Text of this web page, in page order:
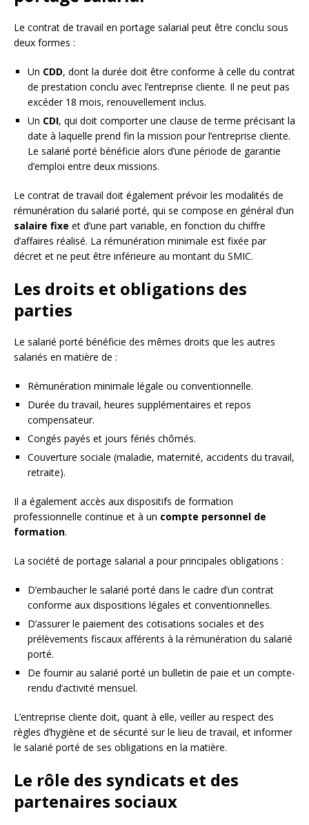
Le contrat de travail en portage salarial peut être conclu sous
deux formes :
Un CDD, dont la durée doit être conforme à celle du contrat
de prestation conclu avec l’entreprise cliente. Il ne peut pas
excéder 18 mois, renouvellement inclus.
Un CDI, qui doit comporter une clause de terme précisant la
date à laquelle prend fin la mission pour l’entreprise cliente.
Le salarié porté bénéficie alors d’une période de garantie
d’emploi entre deux missions.
Le contrat de travail doit également prévoir les modalités de
rémunération du salarié porté, qui se compose en général d’un
salaire fixe et d’une part variable, en fonction du chiffre
d’affaires réalisé. La rémunération minimale est fixée par
décret et ne peut être inférieure au montant du SMIC.
Les droits et obligations des
parties
Le salarié porté bénéficie des mêmes droits que les autres
salariés en matière de :
Rémunération minimale légale ou conventionnelle.
Durée du travail, heures supplémentaires et repos
compensateur.
Congés payés et jours fériés chômés.
Couverture sociale (maladie, maternité, accidents du travail,
retraite).
Il a également accès aux dispositifs de formation
professionnelle continue et à un compte personnel de
formation.
La société de portage salarial a pour principales obligations :
D’embaucher le salarié porté dans le cadre d’un contrat
conforme aux dispositions légales et conventionnelles.
D’assurer le paiement des cotisations sociales et des
prélèvements fiscaux afférents à la rémunération du salarié
porté.
De fournir au salarié porté un bulletin de paie et un compte-
rendu d’activité mensuel.
L’entreprise cliente doit, quant à elle, veiller au respect des
règles d’hygiène et de sécurité sur le lieu de travail, et informer
le salarié porté de ses obligations en la matière.
Le rôle des syndicats et des
partenaires sociaux